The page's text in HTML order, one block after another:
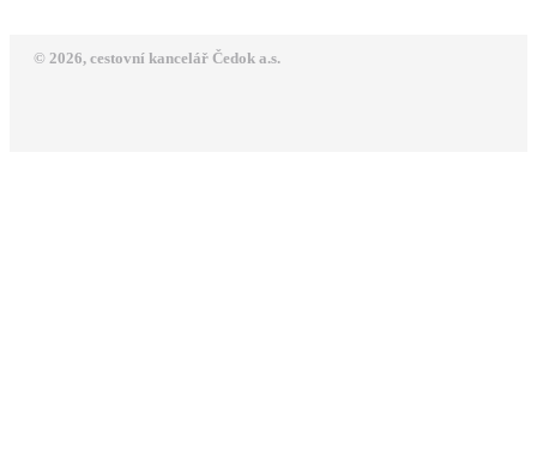
© 2026, cestovní kancelář Čedok a.s.